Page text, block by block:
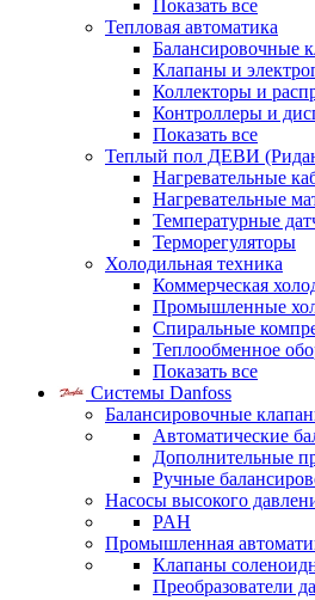
Показать все
Тепловая автоматика
Балансировочные
Клапаны и
Коллекторы и
Контроллеры и
Показать все
Теплый пол ДЕВИ
Нагревательные
Нагревательные
Температурные
Терморегуляторы
Холодильная техника
Коммерческая
Промышленные
Спиральные
Теплообменное
Показать все
Системы Danfoss
Балансировочные
Автоматические
Дополнительные
Ручные
Насосы высокого
PAH
Промышленная
Клапаны
Преобразователи